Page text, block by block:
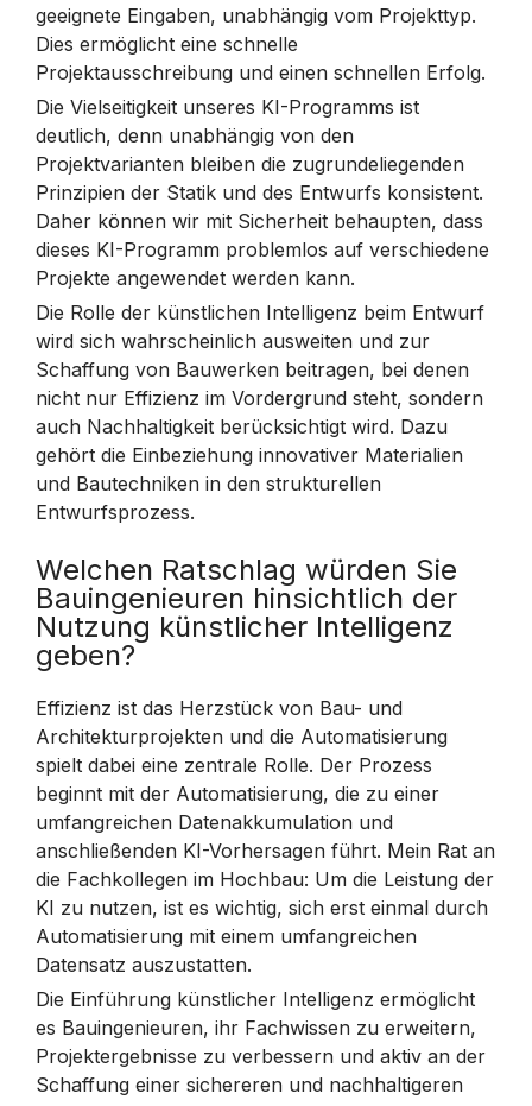
geeignete Eingaben, unabhängig vom Projekttyp.
Dies ermöglicht eine schnelle
Projektausschreibung und einen schnellen Erfolg.
Die Vielseitigkeit unseres KI-Programms ist
deutlich, denn unabhängig von den
Projektvarianten bleiben die zugrundeliegenden
Prinzipien der Statik und des Entwurfs konsistent.
Daher können wir mit Sicherheit behaupten, dass
dieses KI-Programm problemlos auf verschiedene
Projekte angewendet werden kann.
Die Rolle der künstlichen Intelligenz beim Entwurf
wird sich wahrscheinlich ausweiten und zur
Schaffung von Bauwerken beitragen, bei denen
nicht nur Effizienz im Vordergrund steht, sondern
auch Nachhaltigkeit berücksichtigt wird. Dazu
gehört die Einbeziehung innovativer Materialien
und Bautechniken in den strukturellen
Entwurfsprozess.
Welchen Ratschlag würden Sie
Bauingenieuren hinsichtlich der
Nutzung künstlicher Intelligenz
geben?
Effizienz ist das Herzstück von Bau- und
Architekturprojekten und die Automatisierung
spielt dabei eine zentrale Rolle. Der Prozess
beginnt mit der Automatisierung, die zu einer
umfangreichen Datenakkumulation und
anschließenden KI-Vorhersagen führt. Mein Rat an
die Fachkollegen im Hochbau: Um die Leistung der
KI zu nutzen, ist es wichtig, sich erst einmal durch
Automatisierung mit einem umfangreichen
Datensatz auszustatten.
Die Einführung künstlicher Intelligenz ermöglicht
es Bauingenieuren, ihr Fachwissen zu erweitern,
Projektergebnisse zu verbessern und aktiv an der
Schaffung einer sichereren und nachhaltigeren